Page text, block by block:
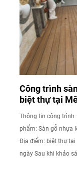
Công trình
biệt thự tại
Thông tin công trình
phẩm: Sàn gỗ nhựa
Địa điểm: biệt thự tại
ngày Sau khi khảo